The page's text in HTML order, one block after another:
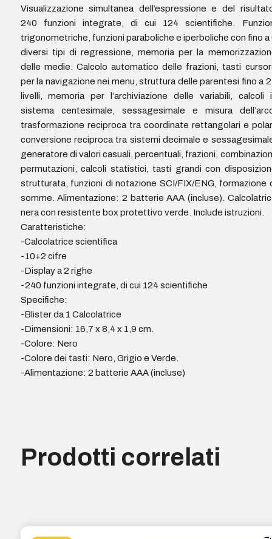
Visualizzazione simultanea dell’espressione e del
240 funzioni integrate, di cui 124 scientifiche.
trigonometriche, funzioni paraboliche e iperboliche con fino a
diversi tipi di regressione, memoria per la
delle medie. Calcolo automatico delle frazioni, tasti
per la navigazione nei menu, struttura delle parentesi fino a
livelli, memoria per l’archiviazione delle variabili, calcoli
sistema centesimale, sessagesimale e misura
trasformazione reciproca tra coordinate rettangolari e
conversione reciproca tra sistemi decimale e
generatore di valori casuali, percentuali, frazioni,
permutazioni, calcoli statistici, tasti grandi con
strutturata, funzioni di notazione SCI/FIX/ENG, formazione
somme. Alimentazione: 2 batterie AAA (incluse).
nera con resistente box protettivo verde. Include istruzioni.
Caratteristiche:
-Calcolatrice scientifica
-10+2 cifre
-Display a 2 righe
-240 funzioni integrate, di cui 124 scientifiche
Specifiche:
-Blister da 1 Calcolatrice
-Dimensioni: 16,7 x 8,4 x 1,9 cm.
-Colore: Nero
-Colore dei tasti: Nero, Grigio e Verde.
-Alimentazione: 2 batterie AAA (incluse)
Prodotti correlati